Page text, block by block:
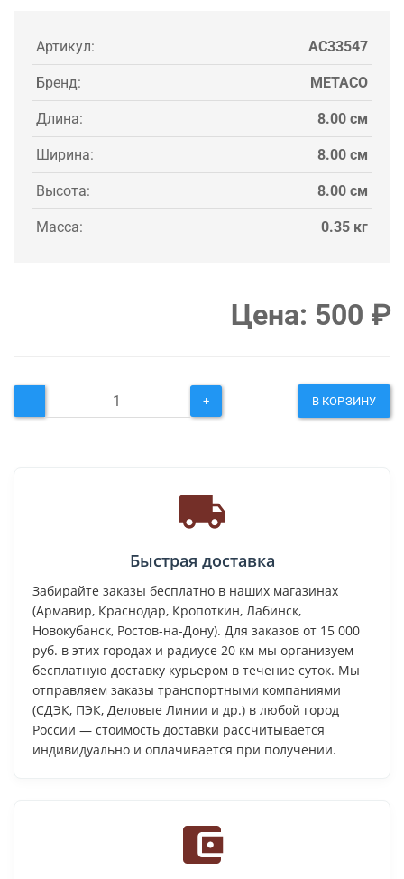
Артикул: AC33547
Бренд: METACO
Длина: 8.00 см
Ширина: 8.00 см
Высота: 8.00 см
Масса: 0.35 кг
Цена: 500 ₽
- + В КОРЗИНУ
Быстрая доставка
Забирайте заказы бесплатно в наших магазинах
(Армавир, Краснодар, Кропоткин, Лабинск,
Новокубанск, Ростов-на-Дону). Для заказов от 15 000
руб. в этих городах и радиусе 20 км мы организуем
бесплатную доставку курьером в течение суток. Мы
отправляем заказы транспортными компаниями
(СДЭК, ПЭК, Деловые Линии и др.) в любой город
России — стоимость доставки рассчитывается
индивидуально и оплачивается при получении.